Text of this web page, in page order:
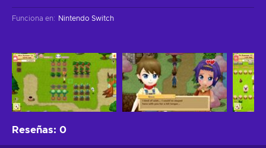
Funciona en: Nintendo Switch
Reseñas: 0